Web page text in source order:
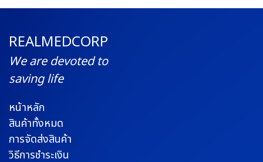
REALMEDCORP
We are devoted to
saving life
หน้าหลัก
สินค้าทั้งหมด
การจัดส่งสินค้า
วิธีการชำระเงิน